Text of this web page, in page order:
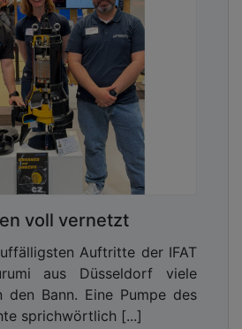
voll vernetzt
Auftritte der IFAT
aus Düsseldorf viele
den Bann. Eine Pumpe des
sprichwörtlich [...]